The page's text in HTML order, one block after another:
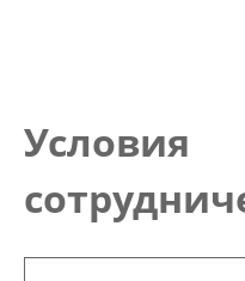
Условия